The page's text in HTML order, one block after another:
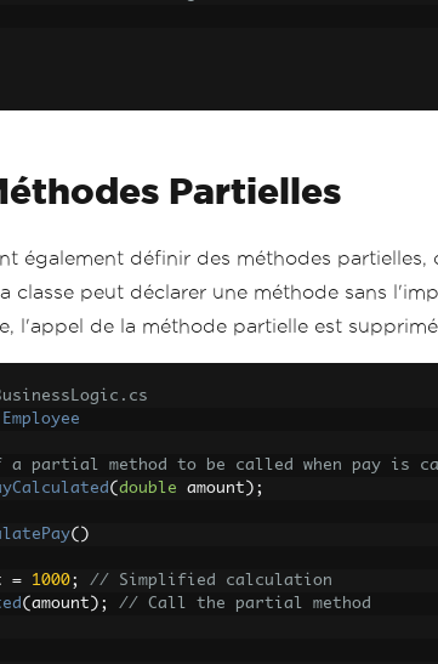
Partielles
également définir des méthodes
classe peut déclarer une méthode sans
l'appel de la méthode partielle est
Employee
partial method to be called when pay is
( double amount );
()
= 1000;
// Simplified calculation
( amount );
// Call the partial method